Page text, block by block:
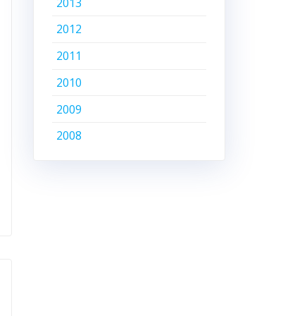
2012
2011
2010
2009
2008